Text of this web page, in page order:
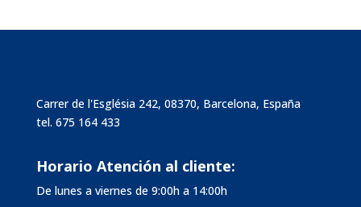
Carrer de l'Església 242, 08370, Barcelona, España
tel. 675 164 433
Horario Atención al cliente:
De lunes a viernes de 9:00h a 14:00h